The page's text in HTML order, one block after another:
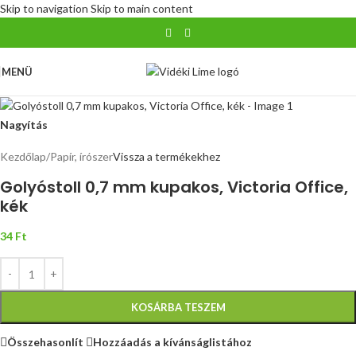
Skip to navigation Skip to main content
MENÜ
Nagyítás
Kezdőlap/Papír, írószerVissza a termékekhez
Golyóstoll 0,7 mm kupakos, Victoria Office,
kék
34 Ft
KOSÁRBA TESZEM
Összehasonlít
Hozzáadás a kívánságlistához